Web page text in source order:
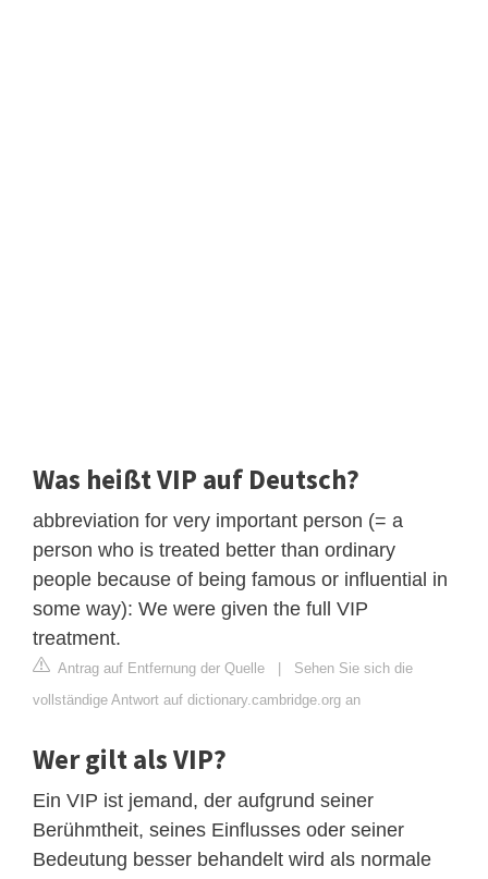
Was heißt VIP auf Deutsch?
abbreviation for very important person (= a
person who is treated better than ordinary
people because of being famous or influential in
some way): We were given the full VIP
treatment.
Antrag auf Entfernung der Quelle | Sehen Sie sich die
vollständige Antwort auf dictionary.cambridge.org an
Wer gilt als VIP?
Ein VIP ist jemand, der aufgrund seiner
Berühmtheit, seines Einflusses oder seiner
Bedeutung besser behandelt wird als normale